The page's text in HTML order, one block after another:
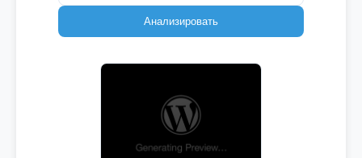
Анализировать